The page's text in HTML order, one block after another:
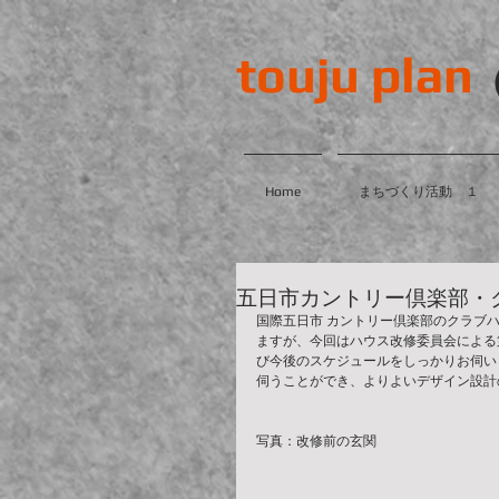
touju plan
Home まちづくり活動 １
五日市カントリー倶楽部
国際五日市 カントリー倶楽部のクラブ
ますが、今回はハウス改修委員会によ
び今後のスケジュールをしっかりお伺
伺うことができ、よりよいデザイン設
写真：改修前の玄関